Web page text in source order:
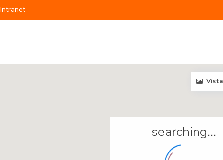
Intranet
searching...
Vista